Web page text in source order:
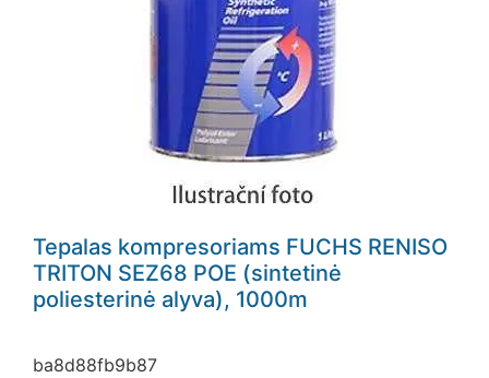
Tepalas kompresoriams FUCHS RENISO
TRITON SEZ68 POE (sintetinė
poliesterinė alyva), 1000m
ba8d88fb9b87